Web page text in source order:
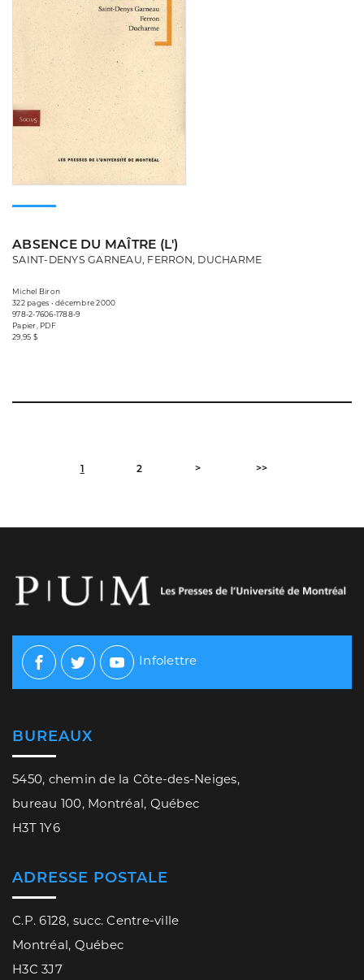
ABSENCE DU MAÎTRE (L')
SAINT-DENYS GARNEAU, FERRON, DUCHARME
Michel Biron
322 pages • décembre 2000
978-2-7606-1788-9
Papier, PDF
29,95 $
1 2 > >>
Facebook
TwitterYoutube
Infolettre
BUREAUX
5450, chemin de la Côte-des-Neiges,
bureau 100, Montréal, Québec
H3T 1Y6
ADRESSE POSTALE
C.P. 6128, succ. Centre-ville
Montréal, Québec
H3C 3J7